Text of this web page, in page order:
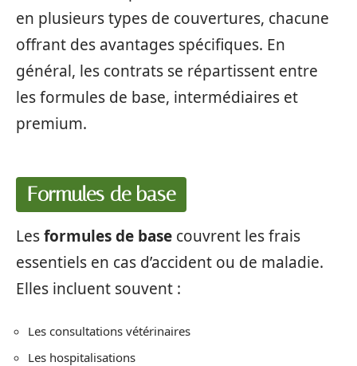
en plusieurs types de couvertures, chacune
offrant des avantages spécifiques. En
général, les contrats se répartissent entre
les formules de base, intermédiaires et
premium.
Formules de base
Lesformules de base couvrent les frais
essentiels en cas d’accident ou de maladie.
Elles incluent souvent :
Les consultations vétérinaires
Les hospitalisations